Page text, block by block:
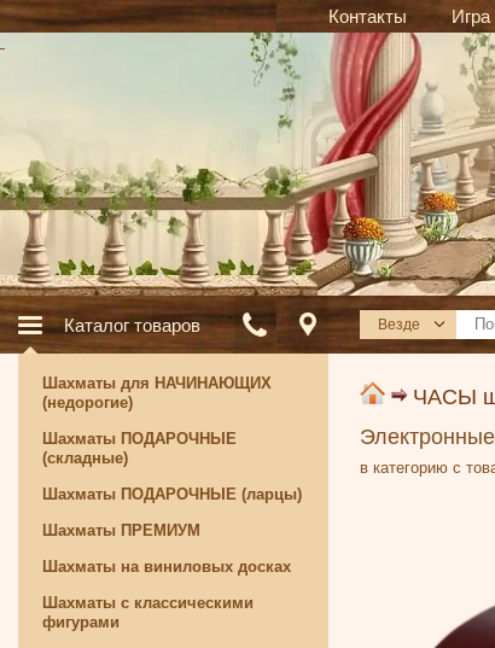
Контакты
Каталог товаров Везде
ЧАСЫ
в категорию с
Шахматы для НАЧИНАЮЩИХ
(недорогие)
Шахматы ПОДАРОЧНЫЕ
(складные)
Шахматы ПОДАРОЧНЫЕ (ларцы)
Шахматы ПРЕМИУМ
Шахматы на виниловых досках
Шахматы с классическими
фигурами